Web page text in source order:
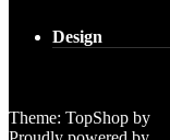
Design
Theme: TopShop by